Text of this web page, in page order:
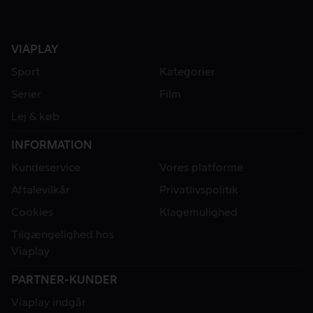
VIAPLAY
Sport
Kategorier
Serier
Film
Lej & køb
INFORMATION
Kundeservice
Vores platforme
Aftalevilkår
Privatlivspolitik
Cookies
Klagemulighed
Tilgængelighed hos
Viaplay
PARTNER-KUNDER
Viaplay indgår